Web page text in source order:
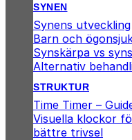
SYNEN
Synens utveckling
Barn och
Synskärpa vs
Alternativ
STRUKTUR
Time Timer –
Visuella klockor
bättre trivsel